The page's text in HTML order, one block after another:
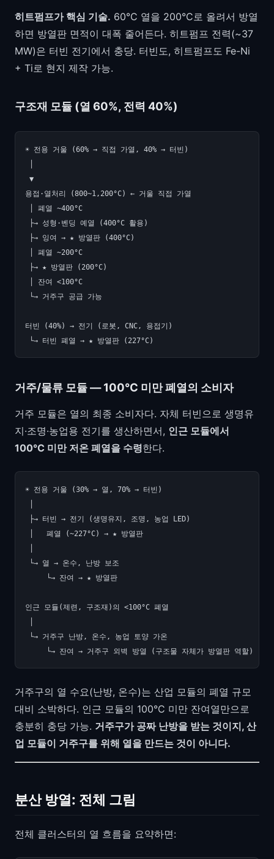
히트펌프가 핵심 기술. 60°C 열을 200°C로 올려서 방열
하면 방열판 면적이 대폭 줄어든다. 히트펌프 전력(~37
MW)은 터빈 전기에서 충당. 터빈도, 히트펌프도 Fe-Ni
+ Ti로 현지 제작 가능.
구조재 모듈 (열 60%, 전력 40%)
☀️ 전용 거울 (60% → 직접 가열, 40% → 터빈)
▼
용접·열처리 (800~1,200°C) ← 거울 직접 가열
│ 폐열 ~400°C
├→ 성형·벤딩 예열 (400°C 활용)
├→ 잉여 → ★ 방열판 (400°C)
│ 폐열 ~200°C
├→ ★ 방열판 (200°C)
│ 잔여 <100°C
└→ 거주구 공급 가능
터빈 (40%) → 전기 (로봇, CNC, 용접기)
거주/물류 모듈 — 100°C 미만 폐열의 소비자
거주 모듈은 열의 최종 소비자다. 자체 터빈으로 생명유
지·조명·농업용 전기를 생산하면서, 인근 모듈에서
100°C 미만 저온 폐열을 수령한다.
☀️ 전용 거울 (30% → 열, 70% → 터빈)
├→ 터빈 → 전기 (생명유지, 조명, 농업 LED)
│   폐열 (~227°C) → ★ 방열판
└→ 열 → 온수, 난방 보조
     └→ 잔여 → ★ 방열판
인근 모듈(제련, 구조재)의 <100°C 폐열
└→ 거주구 난방, 온수, 농업 토양 가온
거주구의 열 수요(난방, 온수)는 산업 모듈의 폐열 규모
대비 소박하다. 인근 모듈의 100°C 미만 잔여열만으로
충분히 충당 가능. 거주구가 공짜 난방을 받는 것이지, 산
업 모듈이 거주구를 위해 열을 만드는 것이 아니다.
분산 방열: 전체 그림
전체 클러스터의 열 흐름을 요약하면: